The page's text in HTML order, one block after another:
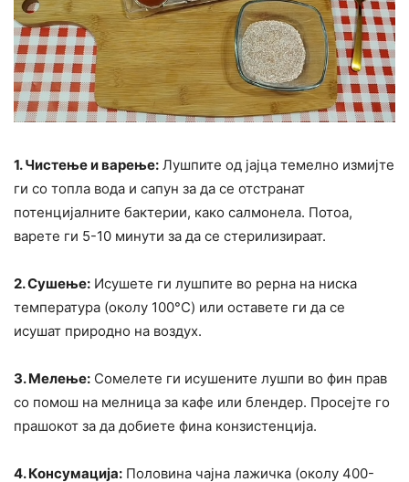
1. Чистење и варење: Лушпите од јајца темелно измијте
ги со топла вода и сапун за да се отстранат
потенцијалните бактерии, како салмонела. Потоа,
варете ги 5-10 минути за да се стерилизираат.
2. Сушење: Исушете ги лушпите во рерна на ниска
температура (околу 100°C) или оставете ги да се
исушат природно на воздух.
3. Мелење: Сомелете ги исушените лушпи во фин прав
со помош на мелница за кафе или блендер. Просејте го
прашокот за да добиете фина конзистенција.
4. Консумација: Половина чајна лажичка (околу 400-